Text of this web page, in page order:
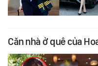
Căn nhà ở quê của